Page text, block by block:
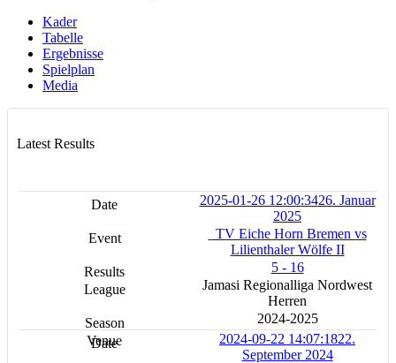
Kader
Tabelle
Ergebnisse
Spielplan
Media
Latest Results
2025-01-26 12:00:3426. Januar
2025
TV Eiche Horn Bremen vs
Lilienthaler Wölfe II
5 - 16
Jamasi Regionalliga Nordwest
Herren
2024-2025
2024-09-22 14:07:1822.
September 2024